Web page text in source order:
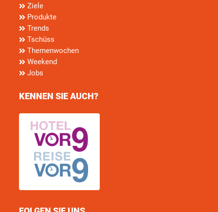
Ziele
Produkte
Trends
Tschüss
Themenwochen
Weekend
Jobs
KENNEN SIE AUCH?